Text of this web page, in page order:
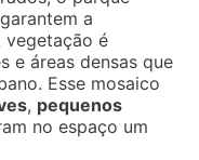
a
vegetação é
e áreas densas que
Esse mosaico
, pequenos
no espaço um